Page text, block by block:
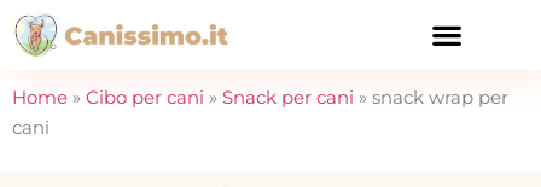
Home » Cibo per cani » Snack per cani » snack wrap per
cani